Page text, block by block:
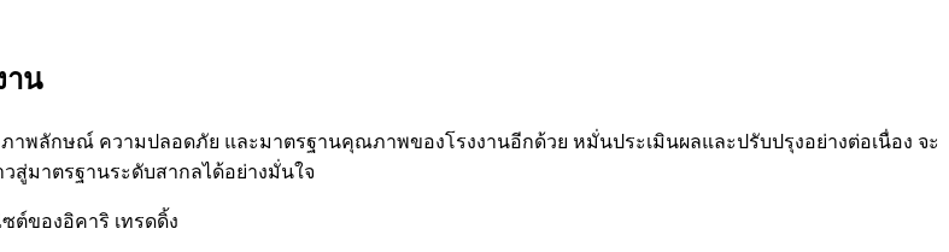
าน
พลักษณ์ ความปลอดภัย และมาตรฐานคุณภาพของโรงงานอีกด้วย หมั่นประเมินผลและปรับปรุงอย่างต่อเนื่อง จะ
มาตรฐานระดับสากลได้อย่างมั่นใจ
ต์ของอิคาริ เทรดดิ้ง